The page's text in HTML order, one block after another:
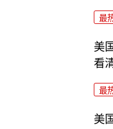
最
美
看
最
美